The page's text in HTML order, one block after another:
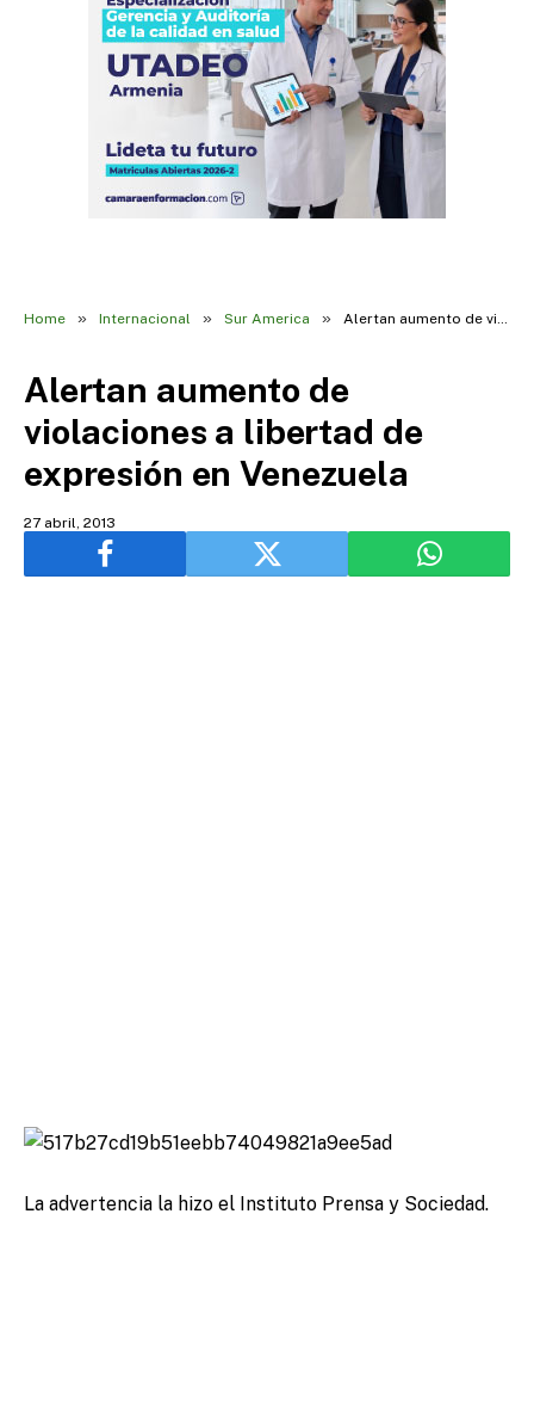
Home » Internacional » Sur America » Alertan aumento de violaciones a libertad de expresión en Venezuela
Alertan aumento de
violaciones a libertad de
expresión en Venezuela
27 abril, 2013
La advertencia la hizo el Instituto Prensa y Sociedad.